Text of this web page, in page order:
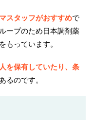
スタッフがおすすめで
ープのため日本調剤薬
もっています。
を保有していたり、条
るのです。